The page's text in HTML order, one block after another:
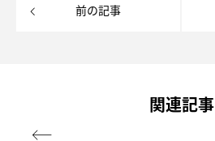
前の記事
関連記事
